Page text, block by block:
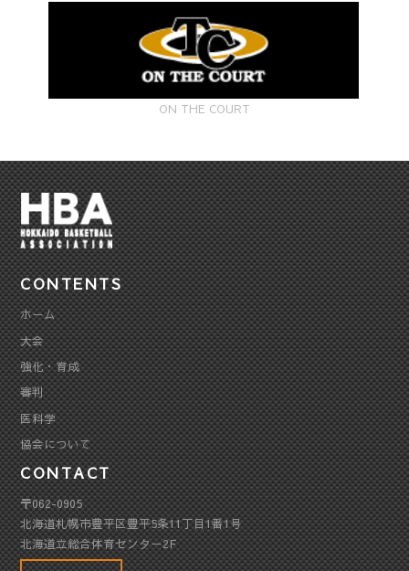
ON THE COURT
CONTENTS
ホーム
大会
強化・育成
審判
医科学
協会について
CONTACT
〒062-0905
北海道札幌市豊平区豊平5条11丁目1番1号
北海道立総合体育センター2F